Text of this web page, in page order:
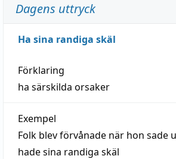
Dagens uttryck
Ha sina randiga skäl
Förklaring
ha särskilda orsaker
Exempel
Folk blev förvånade när hon sade
hade sina randiga skäl